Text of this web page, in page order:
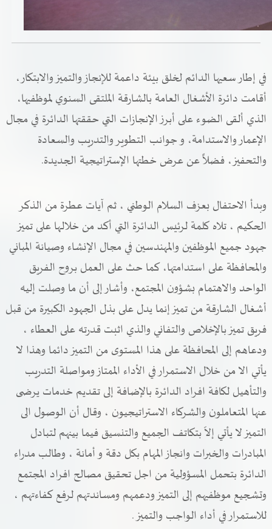
خدمات الأفراد
خدمات الشركات
خدمات الجهات الحكومية
خدمات الموظفين
المكتبة الإلكترونية
في إطار سعيها الدائم لخلق بيئة داعمة للإنجاز والتميز والابتكار،
أقامت دائرة الأشغال العامة بالشارقة الملتقى السنوي لموظفيها،
الذي ألقى الضوء على أبرز الإنجازات التي حققتها الدائرة في مجال
الإعمار والاستدامة، و جوانب التطوير والتدريب والسعادة
والتحفيز، فضلاً عن عرض خطتها الإستراتيجية الجديدة.
وبدأ الاحتفال بعزف السلام الوطني ، ثم آيات عطرة من الذكر
الحكيم ، تلاه كلمة لرئيس الدائرة التي أكد من خلالها على تميز
جهود جميع الموظفين والمهندسين في مجال الإنشاء وصيانة المباني
والمحافظة على استدامتها، كما حث على العمل بروح الفريق
الواحد والاهتمام بشؤون المجتمع، وأشار إلى أن ما وصلت إليه
أشغال الشارقة من تميز إنما يدل على بذل الجهود الكبيرة من قبل
فريق تميز بالإخلاص والتفاني والذي اثبت قدرته على العطاء ،
ودعاهم إلى المحافظة على هذا المستوى من التميز دائما وهذا لا
يأتي الا من خلال الاستمرار في الأداء الممتاز ومواصلة التدريب
والتأهيل لكافة افراد الدائرة بالإضافة إلى تقديم خدمات يرضى
عنها المتعاملون والشركاء الاستراتيجيون ، وقال أن الوصول الى
التميز لا يأتي إلاَ بتكاتف الجميع والتنسيق فيما بينهم لتبادل
المبادرات والخبرات وانجاز المهام بكل دقة و أمانة ، وطالب مدراء
الدائرة بتحمل المسؤولية من اجل تحقيق مصالح افراد المجتمع
وتشجيع موظفيهم إلى التميز ودعمهم ومساندتهم لرفع كفاءتهم ،
للاستمرار في أداء الواجب والتميز .